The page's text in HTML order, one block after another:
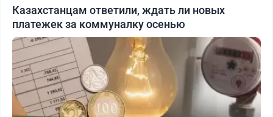
Казахстанцам ответили, ждать ли новых
платежек за коммуналку осенью